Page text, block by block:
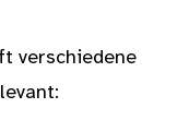
verschiedene